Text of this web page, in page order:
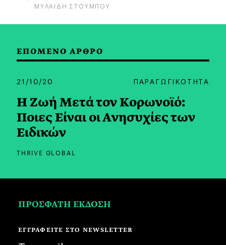
ΜΥΛΑΙΔΗ ΣΤΟΥΜΠΟΥ
ΕΠΟΜΕΝΟ ΑΡΘΡΟ
21/10/20 ΠΑΡΑΓΩΓΙΚΟΤΗΤΑ
Η Zωή Mετά τον Kορωνοϊό:
Ποιες Είναι οι Ανησυχίες των
Ειδικών
THRIVE GLOBAL
ΠΡΟΣΦΑΤΗ ΕΚΔΟΣΗ
ΕΓΓΡΑΦΕΙΤΕ ΣΤΟ NEWSLETTER